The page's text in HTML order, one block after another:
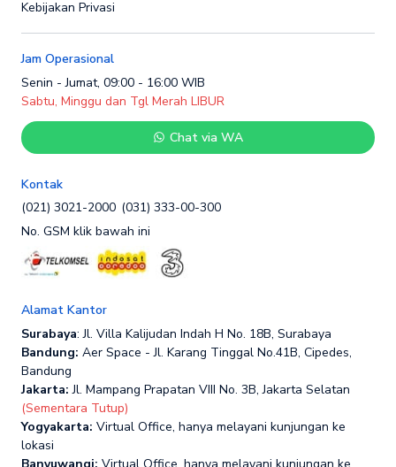
Kebijakan Privasi
Jam Operasional
Senin - Jumat, 09:00 - 16:00 WIB
Sabtu, Minggu dan Tgl Merah LIBUR
Chat via WA
Kontak
(021) 3021-2000 (031) 333-00-300
No. GSM klik bawah ini
Alamat Kantor
Surabaya: Jl. Villa Kalijudan Indah H No. 18B, Surabaya
Bandung: Aer Space - Jl. Karang Tinggal No.41B, Cipedes,
Bandung
Jakarta: Jl. Mampang Prapatan VIII No. 3B, Jakarta Selatan
(Sementara Tutup)
Yogyakarta: Virtual Office, hanya melayani kunjungan ke
lokasi